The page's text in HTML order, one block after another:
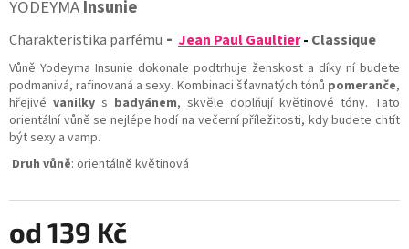
od 139 Kč
YODEYMAInsunie
Charakteristika parfému - Jean Paul Gaultier- Classique
Vůně Yodeyma Insunie dokonale podtrhuje ženskost a díky ní budete
podmanivá, rafinovaná a sexy. Kombinaci šťavnatých tónů pomeranče,
hřejivé vanilky s badyánem, skvěle doplňují květinové tóny. Tato
orientální vůně se nejlépe hodí na večerní příležitosti, kdy budete chtít
být sexy a vamp.
Druh vůně: orientálně květinová